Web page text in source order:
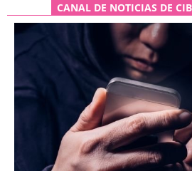
CANAL DE NOTICIAS DE